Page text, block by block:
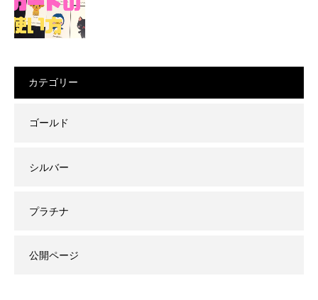
カテゴリー
ゴールド
シルバー
プラチナ
公開ページ